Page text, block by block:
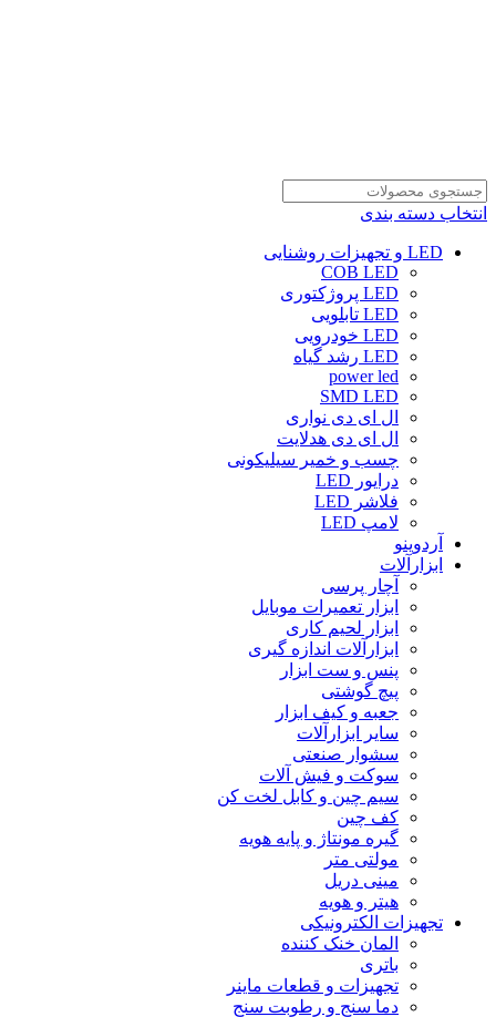
انتخاب دسته بندی
LED و تجهیزات روشنایی
COB LED
LED پروژکتوری
LED تابلویی
LED خودرویی
LED رشد گیاه
power led
SMD LED
ال ای دی نواری
ال ای دی هدلایت
چسب و خمیر سیلیکونی
درایور LED
فلاشر LED
لامپ LED
آردوینو
ابزارآلات
آچار پرسی
ابزار تعمیرات موبایل
ابزار لحیم کاری
ابزارآلات اندازه گیری
پنس و ست ابزار
پیچ گوشتی
جعبه و کیف ابزار
سایر ابزارآلات
سشوار صنعتی
سوکت و فیش آلات
سیم چین و کابل لخت کن
کف چین
گیره مونتاژ و پایه هویه
مولتی متر
مینی دریل
هیتر و هویه
تجهیزات الکترونیکی
المان خنک کننده
باتری
تجهیزات و قطعات ماینر
دما سنج و رطوبت سنج